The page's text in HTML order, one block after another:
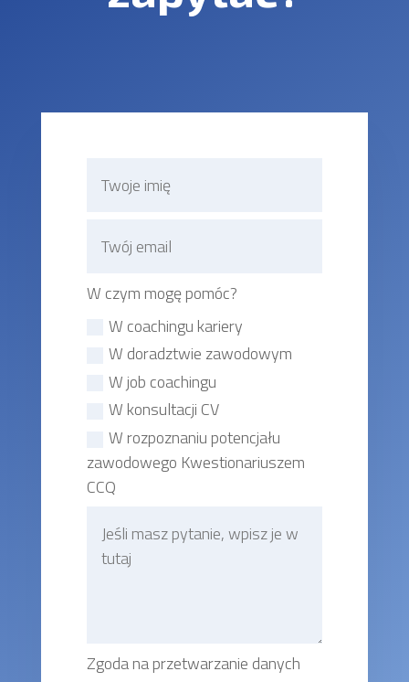
W czym mogę pomóc?
W coachingu kariery
W doradztwie zawodowym
W job coachingu
W konsultacji CV
W rozpoznaniu potencjału
zawodowego Kwestionariuszem
CCQ
Zgoda na przetwarzanie danych